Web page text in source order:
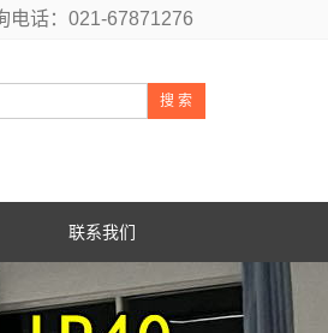
电话：021-67871276
搜 索
联系我们